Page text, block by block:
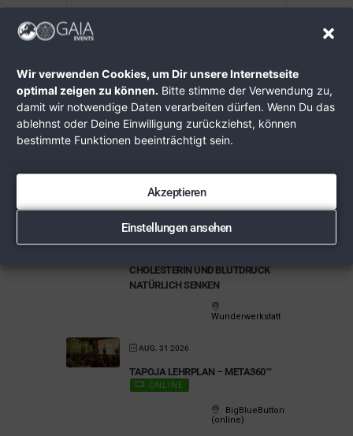
Wir verwenden Cookies, um Dir unsere Internetseite
optimal zeigen zu können. Bitte stimme der Verwendung zu,
damit wir notwendige Daten verarbeiten dürfen. Wenn Du das
ablehnst oder Deine Einwilligung zurückziehst, können
bestimmte Funktionen beeinträchtigt sein.
Akzeptieren
Einstellungen ansehen
AUGUST 2026
AUG. 10 - 16 2026
HEILPILZ-KRÄUTER-BASENFASTEN
AUG. 18 2026
HOLESTERIN UND BLUTDRUCK N
ATÜRLICH SENKEN
Wunderwerkstatt
AUG. 31 2026
TAPOJA LEHRPLAN – META360™
ONLINE
BigBlueButton
(online)